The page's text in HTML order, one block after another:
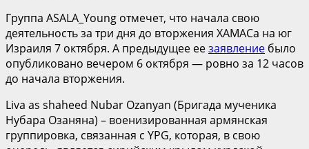
Группа ASALA_Young отмечет, что начала свою
деятельность за три дня до вторжения ХАМАСа на юг
Израиля 7 октября. А предыдущее еезаявление было
опубликовано вечером 6 октября — ровно за 12 часов
до начала вторжения.
Liva as shaheed Nubar Ozanyan (Бригада мученика
Нубара Озаняна) – военизированная армянская
группировка, связанная с YPG, которая, в свою